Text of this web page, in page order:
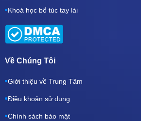
Khoá học bổ túc tay lái
Về Chúng Tôi
Giới thiệu về Trung Tâm
Điều khoản sử dụng
Chính sách bảo mật